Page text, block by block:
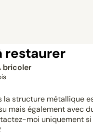
restaurer
bricoler
la structure métallique
mais également avec
moi uniquement si